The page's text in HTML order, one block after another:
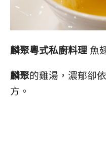
麟聚粵式私廚料理 魚
麟聚的雞湯，濃郁卻
方。